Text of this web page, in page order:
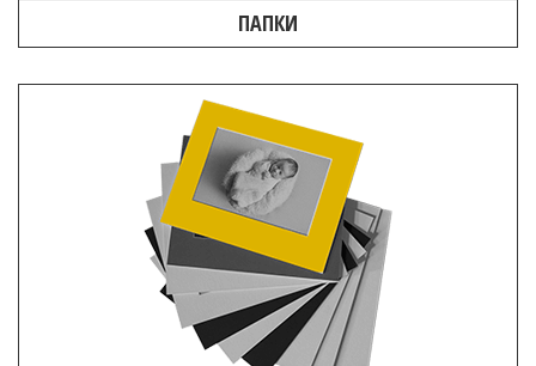
ПАПКИ